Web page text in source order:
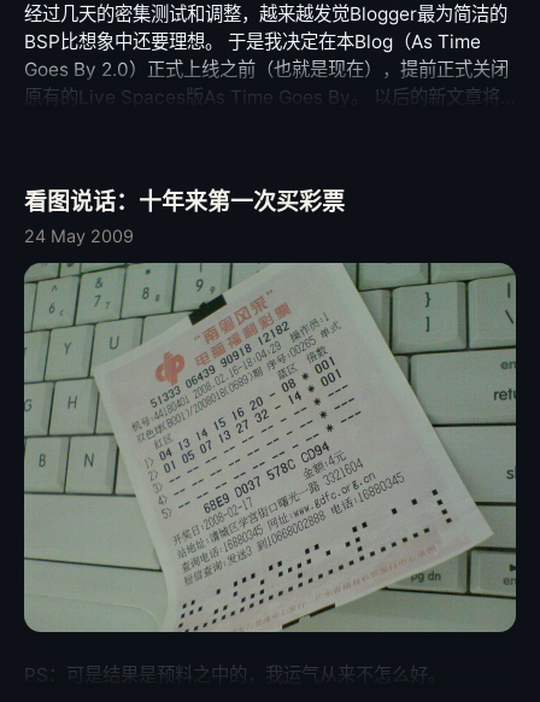
独特呢？ 答案是前所未有的集成整合，如果我们来检查下苹
果在各个市场投放的产品，就会惊讶的发现，它们的架构竟然
是那么的整齐划一：从Xserve, Xsan到Mac Pro, iMac,
MacBook, 再到iPhone, 新一代的iPod Touch, AppleTV~~~
Kernel)+CoreXX 架构+各种通用API+Cocoa开发环境+业界
领先的人性化GUI(+iTunes网上商店) Google的模式是作为现
金王，它四处撒网，疯狂收购，或者以头脑风暴的方式在
Google Lab发布各种看起来莫名其妙的应用。可能学生气十
足，不过年轻没有失败。 Microsoft的模式是作为多个领域的
垄断者，它像蜘蛛一样小心的维护并扩展着自己霸权的网，并
竭尽全力让新来者更容易陷入网中，而已陷入网中的人越陷越
深。虽然招人讨厌，但人们往往不得不自投罗网。 跟前两者
相比，Apple这个万灵丹式菜谱的卓越之处在于，它在自己涉
足的每个领域都保持着相当的竞争力，不仅如此，由于它通用
架构的特性，人们发现各个 平台的转换衔接是那么的流畅平
滑——Apple真的从对阵MicroSoft的失败中学到了建立通用
平台的重要性，并且决心把这一策略发挥到自己能力的极
限。实际上很久以前SJ大概就模糊的意识到苹果面前正确的方
向了，他意识到作为一家公司，苹果真正的价值所在，真正要
建立的地位。若非如此，苹果不会如此 决绝的抛弃过去的荣
耀/包袱，专注于真正重要的平台建构：小到单键鼠标，
不及待地开始山呼万岁，认为iPhone平台即将一桶浆糊了。
这个搅得大家精神莫名亢奋的SDK Roadmap到底是虾米碗
糕？我们先来简单看看吧: 1、开发环境为Leopard上的Xcode
套件（其中包含定制的Instruments实时性能监测和Debug工
架构和多数Framework与OS X大同小异，从UNIX内核，到
Core Fundation Framwork系统级服务，再到更高层的
Quartz2D、 Core Animation、Core Audio、OpenGL
ES/AL都完全相同或者是功能相似的简版，一直到最顶层的
API才有些真正重大的区别，桌面版OS X使用Cocoa, 而
iPhone版则是变体Cocoa Touch。所以一个有经验的Mac程
序员几乎可以毫不费力的适应iPhone的编程。 3、SDK免费
下载，但是想要真正在iPhone上运行需要花费￥99加入
iPhone Developer Program, 由此不仅能得到官方的技术支
持，也允许其将软件挂上唯一的iPhone软件商店App Store出
售，开发者自由定价，销售收入与苹果七三分成，除此之外没
有任何的管理、帐目、挂载费用——如果你宣布免费，那么苹
果也就不向你收钱。 4、苹果将会对上线软件进行审核，诸如
色情、恶意、违反开发者协定等等的软件将不能获准出售。
5、苹果联合著名风投KPCB设立总额高达1亿美金的iFund，
用来鼎力支持在iPhone平台的创业的开发商。 根据在各个苹
果开发者论坛看到的情况，似乎大家都对此框架表示意料之外
昂贵的开发用机，任一 台Intel Mac都可以胜任，外加一台测
经过几天的密集测试和调整，越来越发觉Blogger最为简洁的
BSP比想象中还要理想。 于是我决定在本Blog（As Time
Goes By 2.0）正式上线之前（也就是现在），提前正式关闭
原有的Live Spaces版As Time Goes By。 以后的新文章将
将献丑了。 请关注，再次感谢。
看图说话：十年来第一次买彩票
24 May 2009
PS：可是结果是预料之中的，我运气从来不怎么好。